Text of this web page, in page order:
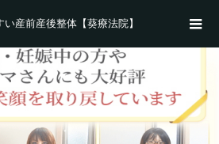
産前産後整体【葵療法院】